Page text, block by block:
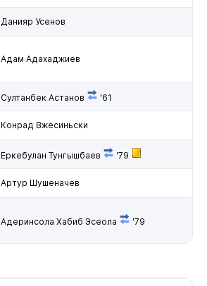
Данияр Усенов
Адам Адахаджиев
Султанбек Астанов '61
Конрад Вжесиньски
Еркебулан Тунгышбаев '79
Артур Шушеначев
Адеринсола Хабиб Эсеола '79